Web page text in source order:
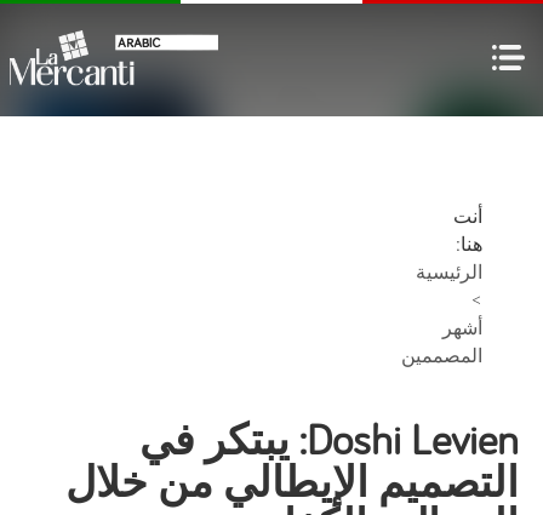
أنت
هنا:
الرئيسية
>
أشهر
المصممين
Doshi Levien: يبتكر في
التصميم الإيطالي من خلال